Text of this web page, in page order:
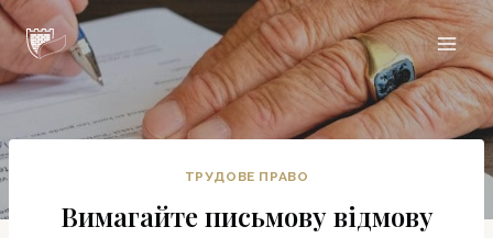
Перейти
вмісту
Цитадель
ТРУДОВЕ ПРАВО
Вимагайте письмову відмову